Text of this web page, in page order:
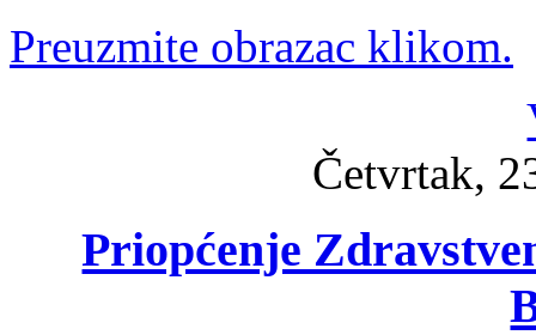
Preuzmite obrazac klikom.
Četvrtak,
Priopćenje